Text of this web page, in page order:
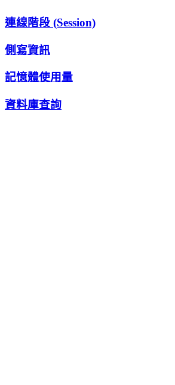
連線階段 (Session)
側寫資訊
記憶體使用量
資料庫查詢